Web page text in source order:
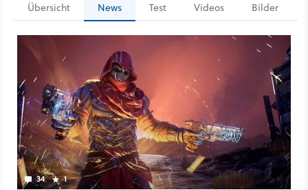
Übersicht News Test Videos Bilder
34 1